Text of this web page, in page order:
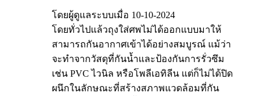
โดยผู้ดูแลระบบเมื่อ 10-10-2024
โดยทั่วไปแล้วถุงใส่ศพไม่ได้ออกแบบมาให้
สามารถกันอากาศเข้าได้อย่างสมบูรณ์ แม้ว่า
จะทำจากวัสดุที่กันน้ำและป้องกันการรั่วซึม
เช่น PVC ไวนิล หรือโพลีเอทิลีน แต่ก็ไม่ได้ปิด
ผนึกในลักษณะที่สร้างสภาพแวดล้อมที่กัน